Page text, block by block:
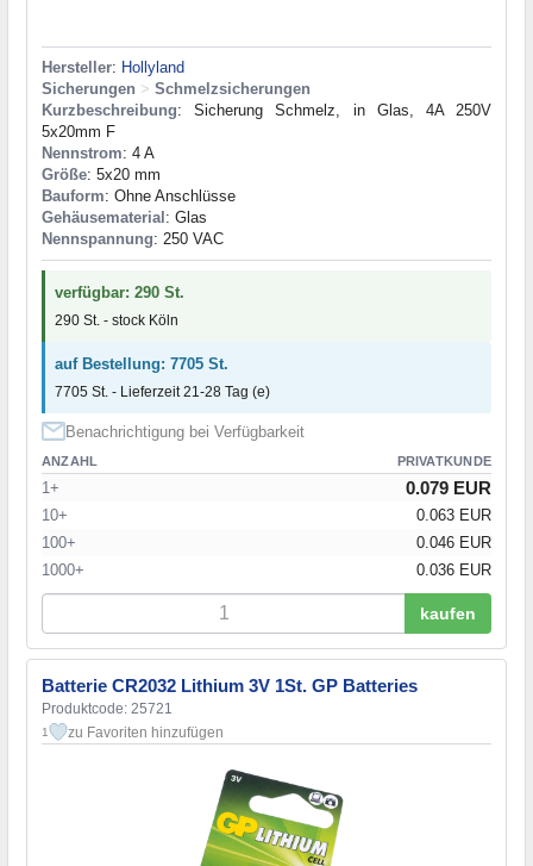
Hersteller: Hollyland
Sicherungen > Schmelzsicherungen
Kurzbeschreibung: Sicherung Schmelz, in Glas, 4A 250V
5x20mm F
Nennstrom: 4 A
Größe: 5x20 mm
Bauform: Ohne Anschlüsse
Gehäusematerial : Glas
Nennspannung: 250 VAC
verfügbar: 290 St.
290 St. - stock Köln
auf Bestellung: 7705 St.
7705 St. - Lieferzeit 21-28 Tag (e)
Benachrichtigung bei Verfügbarkeit
ANZAHL PRIVATKUNDE
1+ 0.079 EUR
10+
0.063 EUR
100+
0.046 EUR
1000+
0.036 EUR
kaufen
Batterie CR2032 Lithium 3V 1St. GP Batteries
Produktcode: 25721
1 zu Favoriten hinzufügen